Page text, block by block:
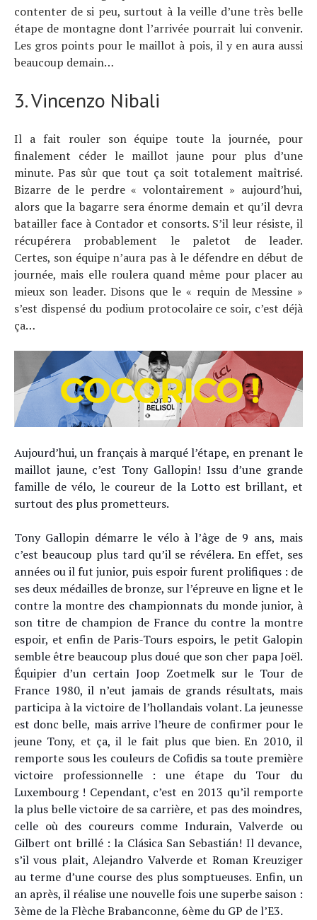
contenter de si peu, surtout à la veille d’une très belle
étape de montagne dont l’arrivée pourrait lui convenir.
Les gros points pour le maillot à pois, il y en aura aussi
beaucoup demain…
3. Vincenzo Nibali
Il a fait rouler son équipe toute la journée, pour
finalement céder le maillot jaune pour plus d’une
minute. Pas sûr que tout ça soit totalement maîtrisé.
Bizarre de le perdre « volontairement » aujourd’hui,
alors que la bagarre sera énorme demain et qu’il devra
batailler face à Contador et consorts. S’il leur résiste, il
récupérera probablement le paletot de leader.
Certes, son équipe n’aura pas à le défendre en début de
journée, mais elle roulera quand même pour placer au
mieux son leader. Disons que le « requin de Messine »
s’est dispensé du podium protocolaire ce soir, c’est déjà
ça…
Aujourd’hui, un français à marqué l’étape, en prenant le
maillot jaune, c’est Tony Gallopin! Issu d’une grande
famille de vélo, le coureur de la Lotto est brillant, et
surtout des plus prometteurs.
Tony Gallopin démarre le vélo à l’âge de 9 ans, mais
c’est beaucoup plus tard qu’il se révélera. En effet, ses
années ou il fut junior, puis espoir furent prolifiques : de
ses deux médailles de bronze, sur l’épreuve en ligne et le
contre la montre des championnats du monde junior, à
son titre de champion de France du contre la montre
espoir, et enfin de Paris-Tours espoirs, le petit Galopin
semble être beaucoup plus doué que son cher papa Joël.
Équipier d’un certain Joop Zoetmelk sur le Tour de
France 1980, il n’eut jamais de grands résultats, mais
participa à la victoire de l’hollandais volant. La jeunesse
est donc belle, mais arrive l’heure de confirmer pour le
jeune Tony, et ça, il le fait plus que bien. En 2010, il
remporte sous les couleurs de Cofidis sa toute première
victoire professionnelle : une étape du Tour du
Luxembourg ! Cependant, c’est en 2013 qu’il remporte
la plus belle victoire de sa carrière, et pas des moindres,
celle où des coureurs comme Indurain, Valverde ou
Gilbert ont brillé : la Clásica San Sebastián! Il devance,
s’il vous plait, Alejandro Valverde et Roman Kreuziger
au terme d’une course des plus somptueuses. Enfin, un
an après, il réalise une nouvelle fois une superbe saison :
3ème de la Flèche Brabanconne, 6ème du GP de l’E3.